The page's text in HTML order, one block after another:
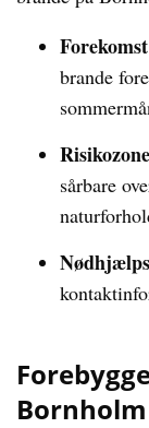
brande
sårbare
Bornholm